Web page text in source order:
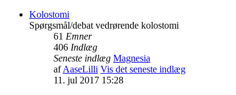
Kolostomi
Spørgsmål/debat vedrørende kolostomi
61 Emner
406 Indlæg
Seneste indlæg Magnesia
afAaseLilli Vis det seneste indlæg
11. jul 2017 15:28